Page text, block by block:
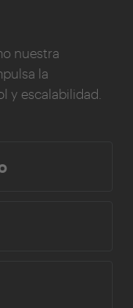
nuestra
la
y escalabilidad.